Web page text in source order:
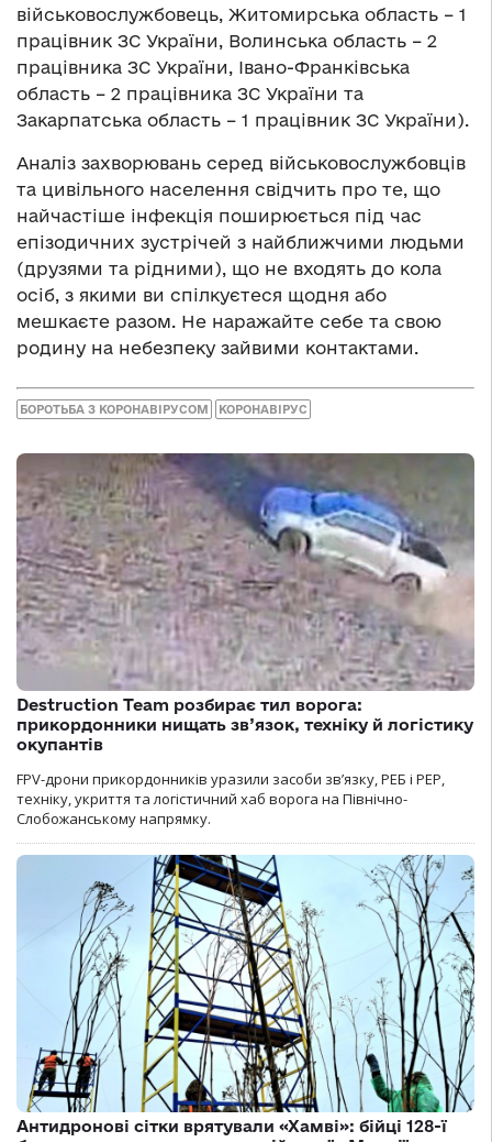
військовослужбовець, Житомирська область – 1
працівник ЗС України, Волинська область – 2
працівника ЗС України, Івано-Франківська
область – 2 працівника ЗС України та
Закарпатська область – 1 працівник ЗС України).
Аналіз захворювань серед військовослужбовців
та цивільного населення свідчить про те, що
найчастіше інфекція поширюється під час
епізодичних зустрічей з найближчими людьми
(друзями та рідними), що не входять до кола
осіб, з якими ви спілкуєтеся щодня або
мешкаєте разом. Не наражайте себе та свою
родину на небезпеку зайвими контактами.
БОРОТЬБА З КОРОНАВІРУСОМ КОРОНАВІРУС
Destruction Team розбирає тил ворога:
прикордонники нищать зв’язок, техніку й логістику
окупантів
FPV-дрони прикордонників уразили засоби зв’язку, РЕБ і РЕР,
техніку, укриття та логістичний хаб ворога на Північно-
Слобожанському напрямку.
Антидронові сітки врятували «Хамві»: бійці 128-ї